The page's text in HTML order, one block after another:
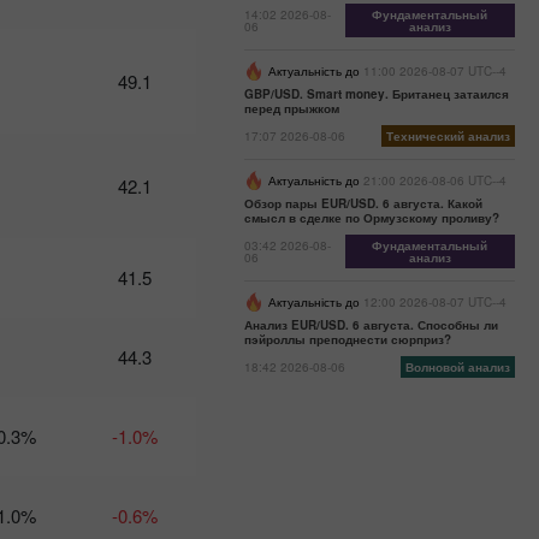
доллара
Календарь
Календарь
трейдера на
49.1
42.1
41.5
44.3
-1.0%
-0.6%
14:02 2026-08-
06
Фундаментальный
анализ
Актуальність до 11:00 2026-08-07 UTC--4
GBP/USD. Smart money. Британец затаился
перед прыжком
17:07 2026-08-06
Технический анализ
Актуальність до 21:00 2026-08-06 UTC--4
Обзор пары EUR/USD. 6 августа. Какой
смысл в сделке по Ормузскому проливу?
03:42 2026-08-
06
Фундаментальный
анализ
Актуальність до 12:00 2026-08-07 UTC--4
Анализ EUR/USD. 6 августа. Способны ли
пэйроллы преподнести сюрприз?
18:42 2026-08-06
Волновой анализ